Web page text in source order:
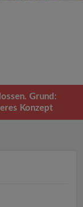
Grund:
Konzept